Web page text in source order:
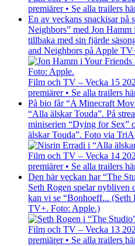
premiärer • Se alla trailers
En av veckans snackisar på
Neighbors” med Jon
tillbaka med sin fjärde
and Neighbors på Apple
Film och TV – Vecka 15
premiärer • Se alla trailers
På bio får “A Minecraft
“Alla älskar Touda”. På
miniserien “Dying for Sex”
älskar Touda”. Foto via
Film och TV – Vecka 14
premiärer • Se alla trailers
Den här veckan har “The
Seth Rogen spelar nybliven
kan vi se “Bonhoeff... (Seth
TV+. Foto: Apple.)
Film och TV – Vecka 13
premiärer • Se alla trailers